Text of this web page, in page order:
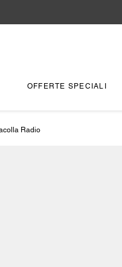
OFFERTE SPECIALI
Radio